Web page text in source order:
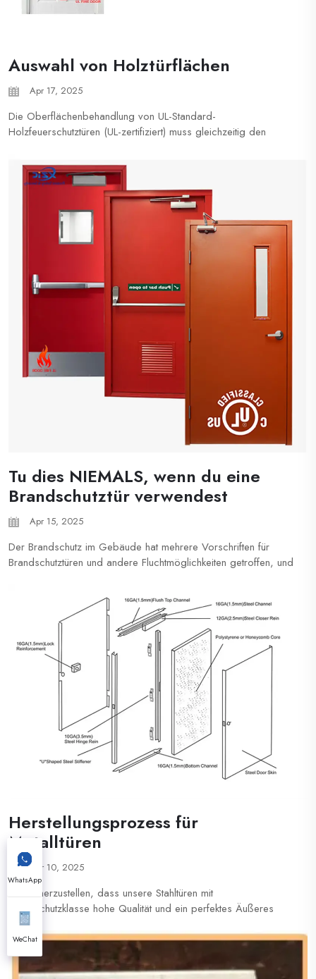
Auswahl von Holztürflächen
Apr 17, 2025
Die Oberflächenbehandlung von UL-Standard-
Holzfeuerschutztüren (UL-zertifiziert) muss gleichzeitig den
Haltbarkeit, Umweltverträglichkeit (EPA/LEED) und Ästhetik
gerecht werden. Laut Normen wie NFPA 80 und ...
Tu dies NIEMALS, wenn du eine
Brandschutztür verwendest
Apr 15, 2025
Der Brandschutz im Gebäude hat mehrere Vorschriften für
Brandschutztüren und andere Fluchtmöglichkeiten getroffen, und
funktionsfähig ist, solltest du folgende Dinge NIEMALS tun. 1.
Schließe die Brandschutztür nicht ab Brandschutztüren sind ke...
Herstellungsprozess für
Metalltüren
Apr 10, 2025
Um sicherzustellen, dass unsere Stahltüren mit
Brandschutzklasse hohe Qualität und ein perfektes Äußeres
haben, bieten wir einen vollständigen Herstellungsprozess an,
einschließlich CAD-Design, modernster Technologie und
Maschinen wie Faserlaser-Schneidanlage und -Lochanlage,
höchsten integrierten Faltstandard ...
WhatsApp
WeChat